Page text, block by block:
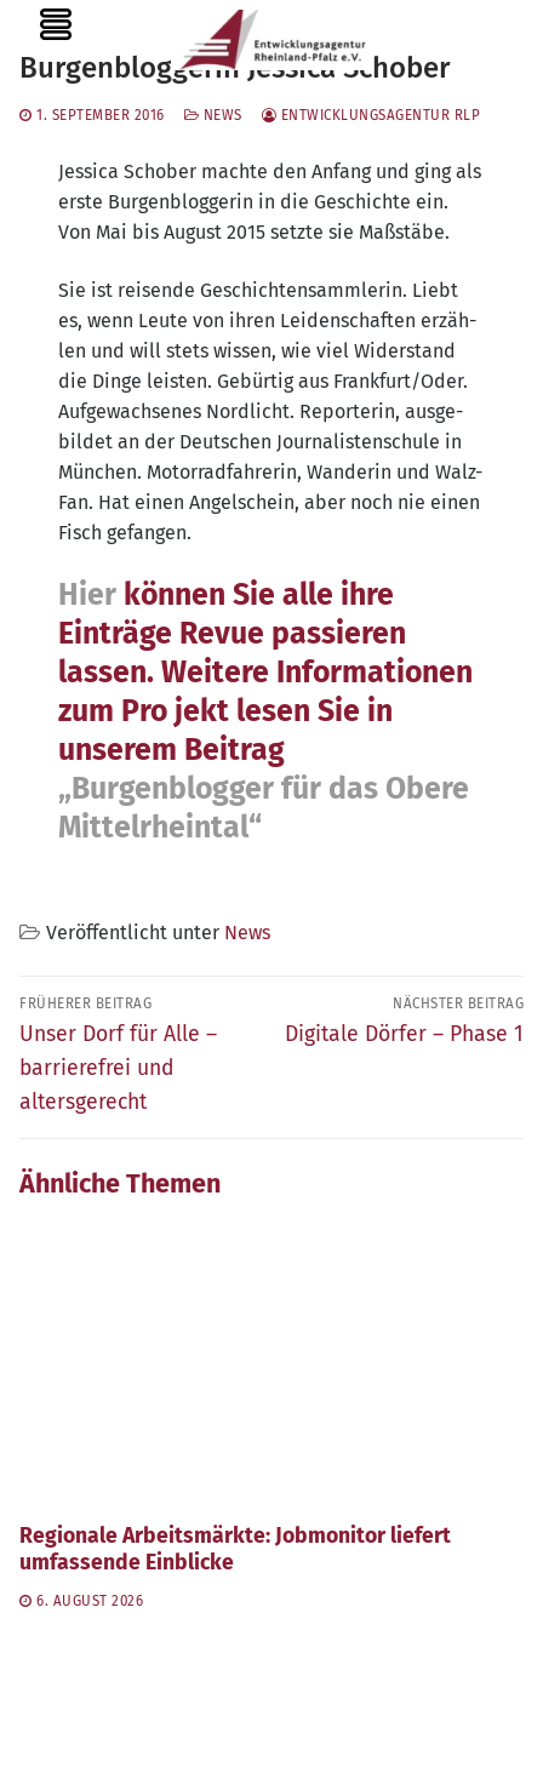
Inhalt
springen
Burgenbloggerin Jessica Schober
1. SEPTEMBER 2016 NEWS ENTWICKLUNGSAGENTUR RLP
Jes­si­ca Scho­ber mach­te den Anfang und ging als
ers­te Bur­gen­blog­ge­rin in die Geschich­te ein.
Von Mai bis August 2015 setz­te sie Maßstäbe.
Sie ist rei­sen­de Geschich­ten­samm­le­rin. Liebt
es, wenn Leu­te von ihren Lei­den­schaf­ten erzäh­
len und will stets wis­sen, wie viel Wider­stand
die Din­ge leis­ten. Gebür­tig aus Frankfurt/​Oder.
Auf­ge­wach­se­nes Nord­licht. Repor­te­rin, aus­ge­
bil­det an der Deut­schen Jour­na­lis­ten­schu­le in
Mün­chen. Motor­rad­fah­re­rin, Wan­de­rin und Walz-
Fan. Hat einen Angel­schein, aber noch nie einen
Fisch gefangen.
Hier können Sie alle ihre
Einträge Revue passieren
lassen. Weitere Informationen
zum Pro jekt lesen Sie in
unserem Beitrag
„Burgenblogger für das Obere
Mittelrheintal“
Veröffentlicht unter News
Beitragsnavigation
FRÜHERER BEITRAG
Früherer
Beitrag:
Unser Dorf für Alle –
barrierefrei und
altersgerecht
NÄCHSTER BEITRAG
Nächster
Digitale Dörfer – Phase 1
Ähnliche Themen
Regionale Arbeitsmärkte: Jobmonitor liefert
umfassende Einblicke
6. AUGUST 2026